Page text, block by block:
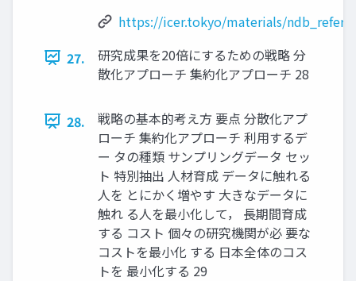
https://icer.tokyo/materials/
27.
研究成果を20倍にするための戦略 分
散化アプローチ 集約化アプローチ 28
28.
戦略の基本的考え方 要点 分散化アプ
ローチ 集約化アプローチ 利用するデ
ー タの種類 サンプリングデータ セッ
ト 特別抽出 人材育成 データに触れる
人を とにかく増やす 大きなデータに
触れ る人を最小化して， 長期間育成
する コスト 個々の研究機関が必 要な
コストを最小化 する 日本全体のコス
トを 最小化する 29